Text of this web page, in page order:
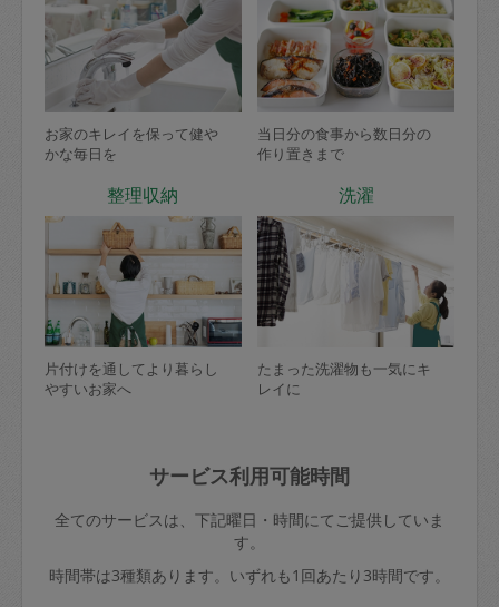
お家のキレイを保って健や
かな毎日を
当日分の食事から数日分の
作り置きまで
整理収納
片付けを通してより暮らし
やすいお家へ
洗濯
たまった洗濯物も一気にキ
レイに
サービス利用可能時間
全てのサービスは、下記曜日・時間にてご提供していま
す。
時間帯は3種類あります。いずれも1回あたり3時間です。